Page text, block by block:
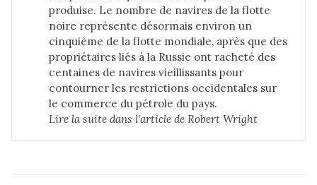
produise. Le nombre de navires de la flotte
noire représente désormais environ un
cinquième de la flotte mondiale, après que des
propriétaires liés à la Russie ont racheté des
centaines de navires vieillissants pour
contourner les restrictions occidentales sur
le commerce du pétrole du pays.
Lire la suite dans l'article de Robert Wright